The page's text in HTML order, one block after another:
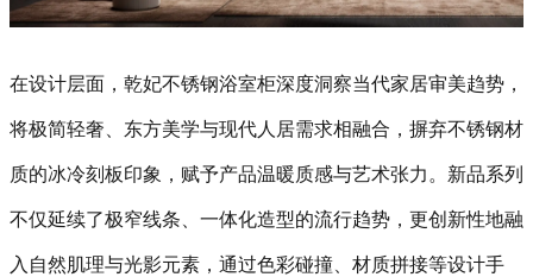
在设计层面，乾妃不锈钢浴室柜深度洞察当代家居审美趋势，
将极简轻奢、东方美学与现代人居需求相融合，摒弃不锈钢材
质的冰冷刻板印象，赋予产品温暖质感与艺术张力。新品系列
不仅延续了极窄线条、一体化造型的流行趋势，更创新性地融
入自然肌理与光影元素，通过色彩碰撞、材质拼接等设计手